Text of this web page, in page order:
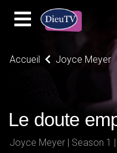
Accueil Joyce Meyer
Le doute
Joyce Meyer |